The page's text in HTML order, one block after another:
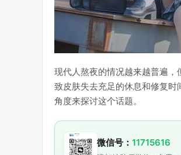
现代人熬夜的情况越来越普遍
致皮肤失去充足的休息和修复
角度来探讨这个话题。
微信号： 11715616